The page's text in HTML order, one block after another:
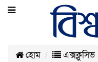
হোম এক্সক্লুসিভ